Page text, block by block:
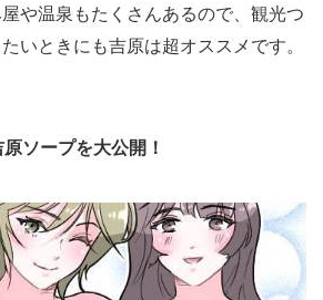
や温泉もたくさんあるので、観光つ
いときにも吉原は超オススメです。
ソープを大公開！